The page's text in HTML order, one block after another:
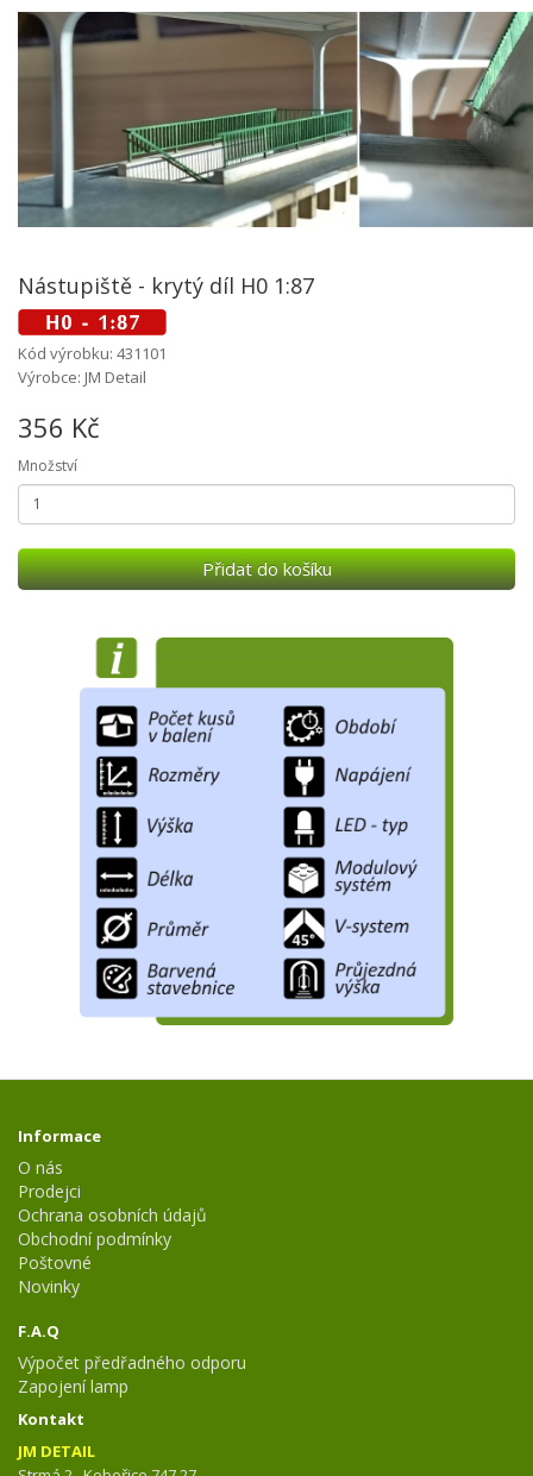
Nástupiště - krytý díl H0 1:87
Kód výrobku: 431101
Výrobce: JM Detail
356 Kč
Množství
Přidat do košíku
Informace
O nás
Prodejci
Ochrana osobních údajů
Obchodní podmínky
Poštovné
Novinky
F.A.Q
Výpočet předřadného odporu
Zapojení lamp
Kontakt
JM DETAIL